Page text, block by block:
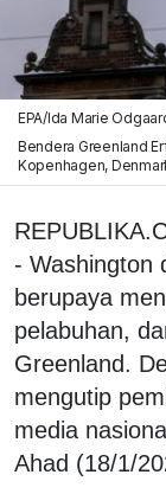
EPA/Ida Marie
Bendera Greenland
Kopenhagen,
- Washington
berupaya
pelabuhan,
Greenland.
mengutip
media
Ahad (18/1/